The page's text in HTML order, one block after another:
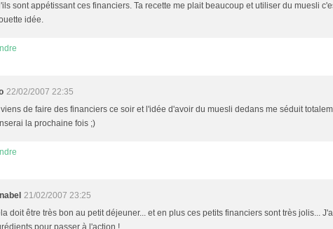
sont appétissant ces financiers. Ta recette me plait beaucoup et utiliser du muesli
idée.
22/02/2007 22:35
de faire des financiers ce soir et l'idée d'avoir du muesli dedans me séduit
la prochaine fois ;)
21/02/2007 23:25
doit être très bon au petit déjeuner... et en plus ces petits financiers sont très jolis...
pour passer à l'action !